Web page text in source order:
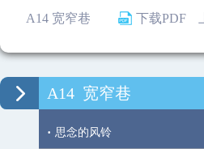
A14 宽窄巷 下载PDF
A14 宽窄巷
· 思念的风铃